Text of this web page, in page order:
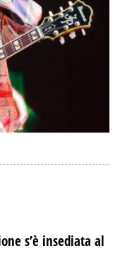
s’è insediata al